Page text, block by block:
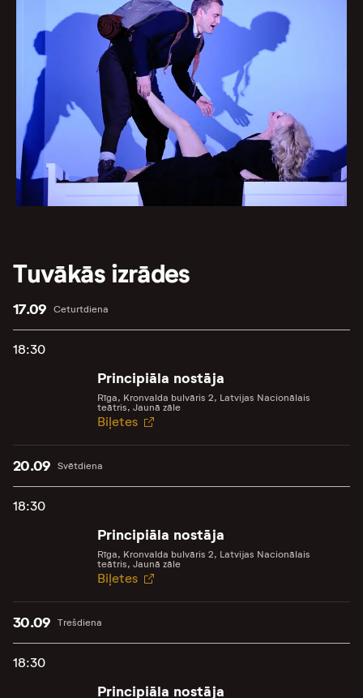
Tuvākās izrādes
Ceturtdiena
17.09
18:30
Principiāla nostāja
Rīga, Kronvalda bulvāris 2, Latvijas Nacionālais
teātris, Jaunā zāle
Biļetes
Svētdiena
20.09
18:30
Principiāla nostāja
Rīga, Kronvalda bulvāris 2, Latvijas Nacionālais
teātris, Jaunā zāle
Biļetes
Trešdiena
30.09
18:30
Principiāla nostāja